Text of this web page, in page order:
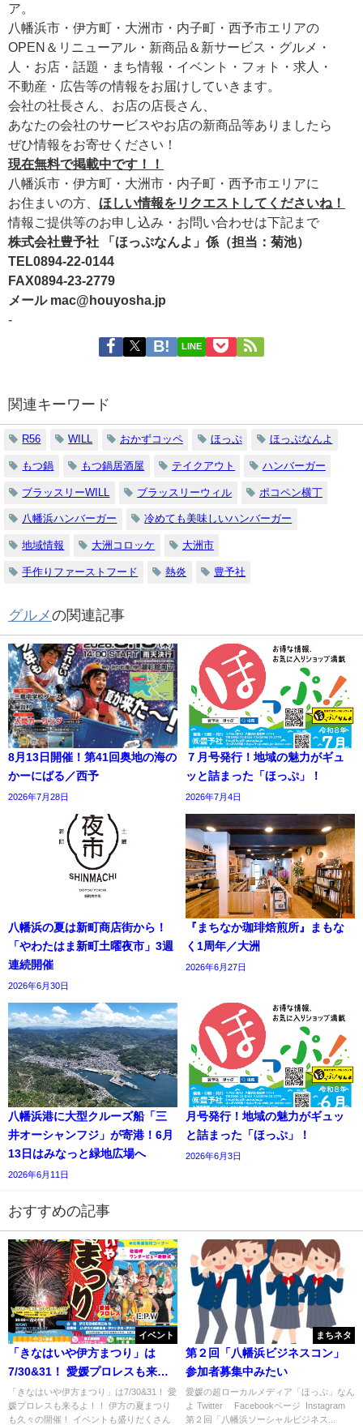
ア。
八幡浜市・伊方町・大洲市・内子町・西予市エリアの
OPEN＆リニューアル・新商品＆新サービス・グルメ・
人・お店・話題・まち情報・イベント・フォト・求人・
不動産・広告等の情報をお届けしていきます。
会社の社長さん、お店の店長さん、
あなたの会社のサービスやお店の新商品等ありましたら
ぜひ情報をお寄せください！
現在無料で掲載中です！！
八幡浜市・伊方町・大洲市・内子町・西予市エリアに
お住まいの方、 ほしい情報をリクエストしてくださいね！
情報ご提供等のお申し込み・お問い合わせは下記まで
株式会社豊予社 「ほっぷなんよ」係（担当：菊池）
TEL0894-22-0144
FAX0894-23-2779
メール mac@houyosha.jp
-
LINE
関連キーワード
R56 WILL おかずコッペ ほっぷ ほっぷなんよ
もつ鍋 もつ鍋居酒屋 テイクアウト ハンバーガー
ブラッスリーWILL ブラッスリーウィル ポコペン横丁
八幡浜ハンバーガー 冷めても美味しいハンバーガー
地域情報 大洲コロッケ 大洲市
手作りファーストフード 熱炎 豊予社
グルメの関連記事
8月13日開催！第41回奥地の海の
かーにばる／西予
2026年7月28日
７月号発行！地域の魅力がギュ
ッと詰まった「ほっぷ」！
2026年7月4日
八幡浜の夏は新町商店街から！
「やわたはま新町土曜夜市」3週
連続開催
2026年6月30日
『まちなか珈琲焙煎所』まもな
く1周年／大洲
2026年6月27日
八幡浜港に大型クルーズ船「三
井オーシャンフジ」が寄港！6月
13日はみなっと緑地広場へ
2026年6月11日
月号発行！地域の魅力がギュッ
と詰まった「ほっぷ」！
2026年6月3日
おすすめの記事
イベント
「きなはいや伊方まつり」は
7/30&31！ 愛媛プロレスも来る
よ！！
「きなはいや伊方まつり」は7/30&31！ 愛
媛プロレスも来るよ！！ 伊方の夏まつり
も久々の開催！ イベントも盛りだくさん
まちネタ
第２回「八幡浜ビジネスコン」
参加者募集中みたい
愛媛の超ローカルメディア「ほっぷ」なん
よ Twitter Facebookページ Instagram
第２回「八幡浜ソーシャルビジネス...